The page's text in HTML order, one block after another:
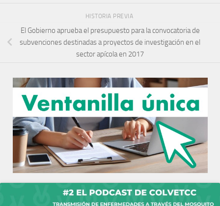
HISTORIA PREVIA
El Gobierno aprueba el presupuesto para la convocatoria de
subvenciones destinadas a proyectos de investigación en el
sector apícola en 2017